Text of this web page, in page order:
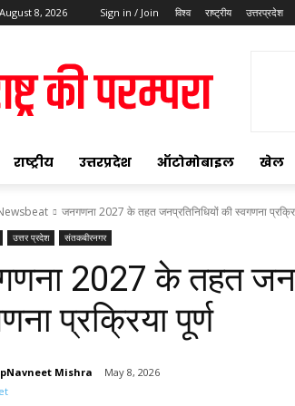
8, 2026 Sign in / Join विश्व राष्ट्रीय उत्तरप्रदेश
राष्ट्रीय उत्तरप्रदेश ऑटोमोबाइल खेल
जनगणना 2027 के तहत जनप्रतिनिधियों की स्वगणना
उत्तर प्रदेश संतकबीरनगर
2027 के तहत
प्रक्रिया पूर्ण
Mishra May 8, 2026